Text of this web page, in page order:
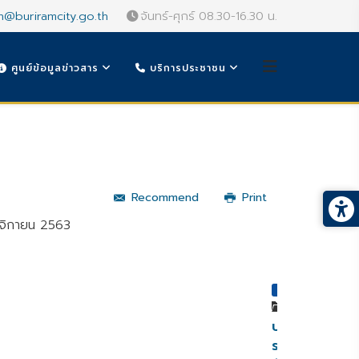
จันทร์-ศุกร์ 08.30-16.30 น.
ศูนย์ข้อมูลข่าวสาร บริการประชาชน
Recommend Print
ายน 2563
ประกาศ
ราย